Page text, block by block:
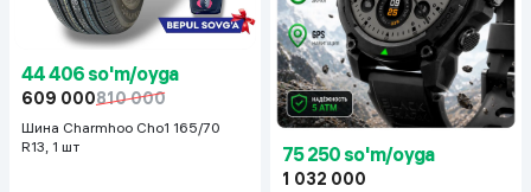
44 406 so'm/oyga
609 000810 000
Шина Charmhoo Cho1 165/70
R13, 1 шт
75 250 so'm/oyga
1 032 000